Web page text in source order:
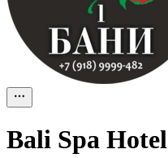
Bali Spa Hotel